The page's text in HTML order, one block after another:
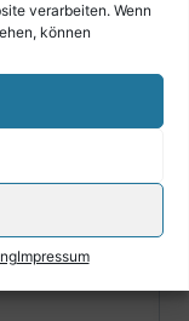
verarbeiten. Wenn
können
Impressum